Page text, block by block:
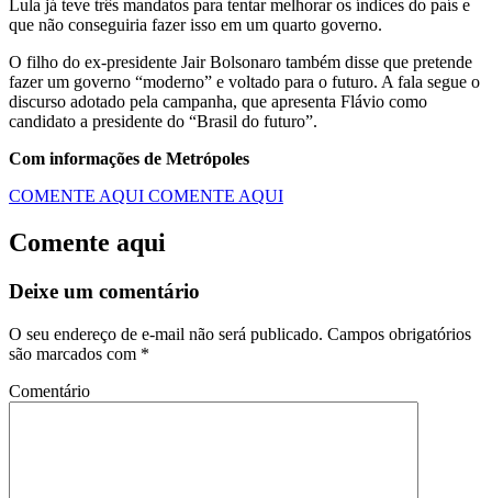
Lula já teve três mandatos para tentar melhorar os índices do país e
que não conseguiria fazer isso em um quarto governo.
O filho do ex-presidente Jair Bolsonaro também disse que pretende
fazer um governo “moderno” e voltado para o futuro. A fala segue o
discurso adotado pela campanha, que apresenta Flávio como
candidato a presidente do “Brasil do futuro”.
Com informações de Metrópoles
COMENTE AQUI COMENTE AQUI
Comente aqui
Deixe um comentário
O seu endereço de e-mail não será publicado. Campos obrigatórios
são marcados com *
Comentário